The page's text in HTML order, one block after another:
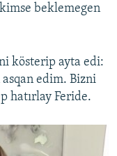
beklemegen
kösterip ayta edi:
edim. Bizni
hatırlay Feride.